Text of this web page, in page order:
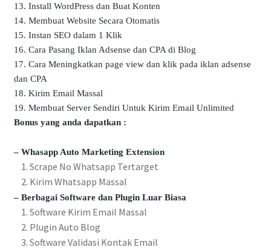
Install WordPress dan Buat Konten
Membuat Website Secara Otomatis
Instan SEO dalam 1 Klik
Cara Pasang Iklan Adsense dan CPA di Blog
Cara Meningkatkan page view dan klik pada iklan adsense
dan CPA
Kirim Email Massal
Membuat Server Sendiri Untuk Kirim Email Unlimited
Bonus yang anda dapatkan :
– Whasapp Auto Marketing Extension
1. Scrape No Whatsapp Tertarget
2. Kirim Whatsapp Massal
– Berbagai Software dan Plugin Luar Biasa
1. Software Kirim Email Massal
2. Plugin Auto Blog
3. Software Validasi Kontak Email